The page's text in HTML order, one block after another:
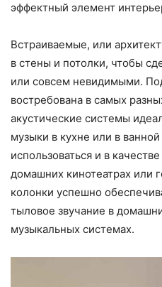
эффектный элемент
Встраиваемые, или
в стены и потолки, чтобы
или совсем невидимыми.
востребована в самых
акустические системы
музыки в кухне или в
использоваться и в
домашних кинотеатрах или
колонки успешно
тыловое звучание в
музыкальных системах.